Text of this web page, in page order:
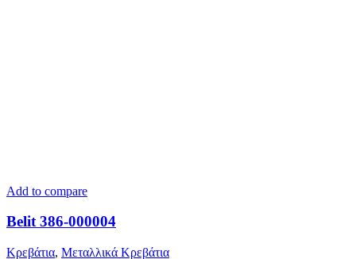
Add to compare
Belit 386-000004
Κρεβάτια, Μεταλλικά Κρεβάτια